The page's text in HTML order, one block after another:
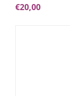
€20,00